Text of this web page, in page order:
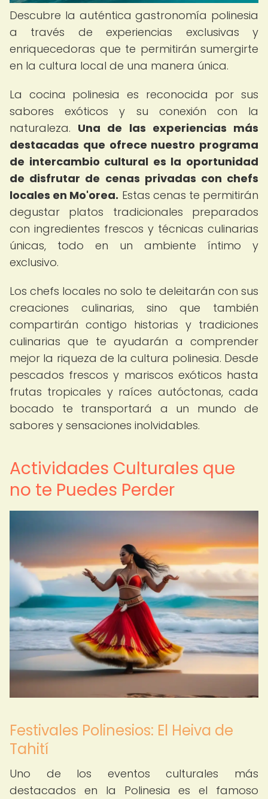
Descubre la auténtica gastronomía polinesia
a través de experiencias exclusivas y
enriquecedoras que te permitirán sumergirte
en la cultura local de una manera única.
La cocina polinesia es reconocida por sus
sabores exóticos y su conexión con la
naturaleza. Una de las experiencias más
destacadas que ofrece nuestro programa
de intercambio cultural es la oportunidad
de disfrutar de cenas privadas con chefs
locales en Mo'orea. Estas cenas te permitirán
degustar platos tradicionales preparados
con ingredientes frescos y técnicas culinarias
únicas, todo en un ambiente íntimo y
exclusivo.
Los chefs locales no solo te deleitarán con sus
creaciones culinarias, sino que también
compartirán contigo historias y tradiciones
culinarias que te ayudarán a comprender
mejor la riqueza de la cultura polinesia. Desde
pescados frescos y mariscos exóticos hasta
frutas tropicales y raíces autóctonas, cada
bocado te transportará a un mundo de
sabores y sensaciones inolvidables.
Actividades Culturales que
no te Puedes Perder
Festivales Polinesios: El Heiva de
Tahití
Uno de los eventos culturales más
destacados en la Polinesia es el famoso